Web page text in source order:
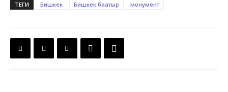
ТЕГИ Бишкек Бишкек баатыр монумент